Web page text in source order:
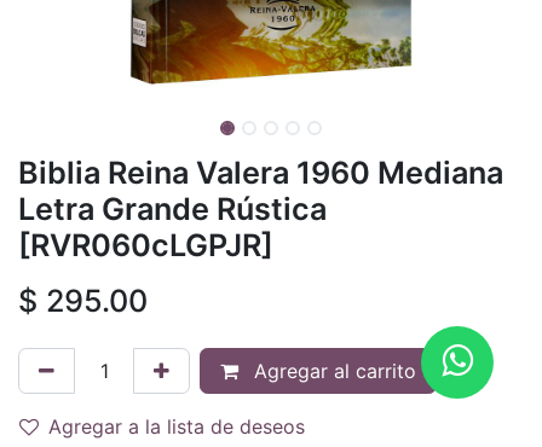
Biblia Reina Valera 1960 Mediana
Letra Grande Rústica
[RVR060cLGPJR]
$ 295.00
Agregar al carrito
Agregar a la lista de deseos